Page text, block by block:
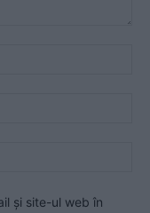
și site-ul web în